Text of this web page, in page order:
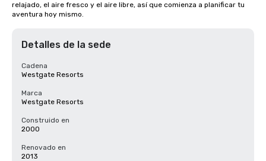
relajado, el aire fresco y el aire libre, así que comienza a planificar tu
aventura hoy mismo.
Detalles de la sede
Cadena
Westgate Resorts
Marca
Westgate Resorts
Construido en
2000
Renovado en
2013